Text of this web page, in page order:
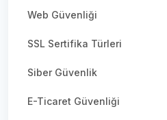
Web Güvenliği
SSL Sertifika Türleri
Siber Güvenlik
E-Ticaret Güvenliği